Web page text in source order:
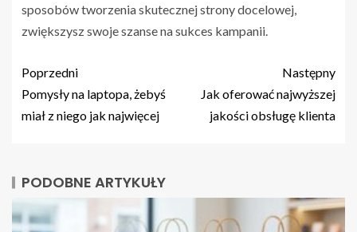
sposobów tworzenia skutecznej strony docelowej,
zwiększysz swoje szanse na sukces kampanii.
Poprzedni
Pomysły na laptopa, żebyś
miał z niego jak najwięcej
Następny
Jak oferować najwyższej
jakości obsługę klienta
PODOBNE ARTYKUŁY